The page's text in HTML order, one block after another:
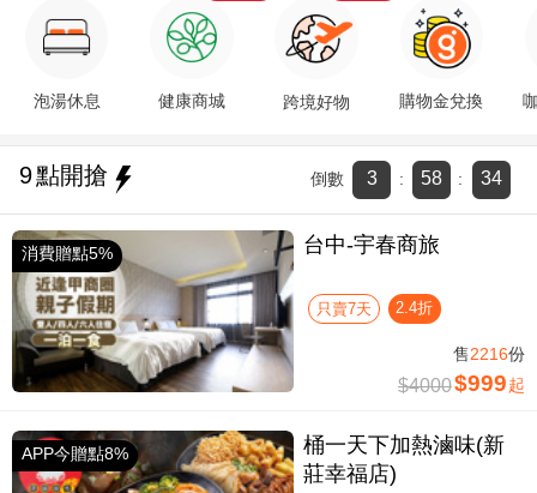
泡湯休息 健康商城 跨境好物 購物金兌換
9點開搶 倒數 3 : 58 : 33
消費贈點5% 台中-宇春商旅
只賣7天 2.4折
售2216份
$4000$999 起
APP今贈點8%
桶一天下加熱滷味(新
莊幸福店)